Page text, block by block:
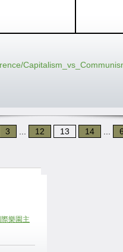
3 12 13 14
樂園主